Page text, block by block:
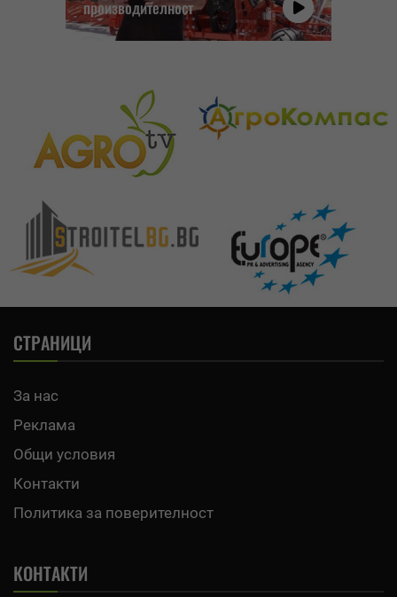
производителност
СТРАНИЦИ
За нас
Реклама
Общи условия
Контакти
Политика за поверителност
КОНТАКТИ